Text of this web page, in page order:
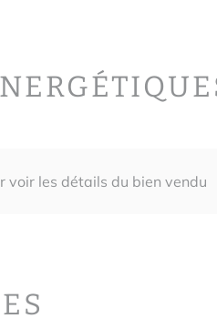
voir les détails du bien vendu